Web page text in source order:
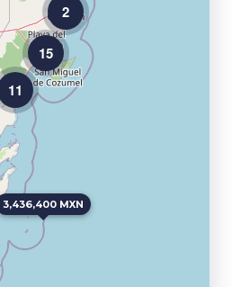
2
11
15
3,436,400 MXN